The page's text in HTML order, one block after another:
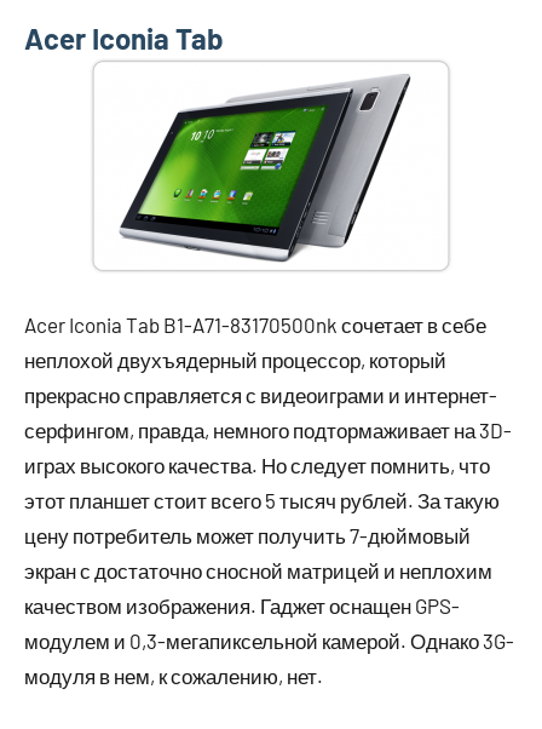
Acer Iconia Tab
Acer Iconia Tab B1-A71-83170500nk сочетает в себе
неплохой двухъядерный процессор, который
прекрасно справляется с видеоиграми и интернет-
серфингом, правда, немного подтормаживает на 3D-
играх высокого качества. Но следует помнить, что
этот планшет стоит всего 5 тысяч рублей. За такую
цену потребитель может получить 7-дюймовый
экран с достаточно сносной матрицей и неплохим
качеством изображения. Гаджет оснащен GPS-
модулем и 0,3-мегапиксельной камерой. Однако 3G-
модуля в нем, к сожалению, нет.